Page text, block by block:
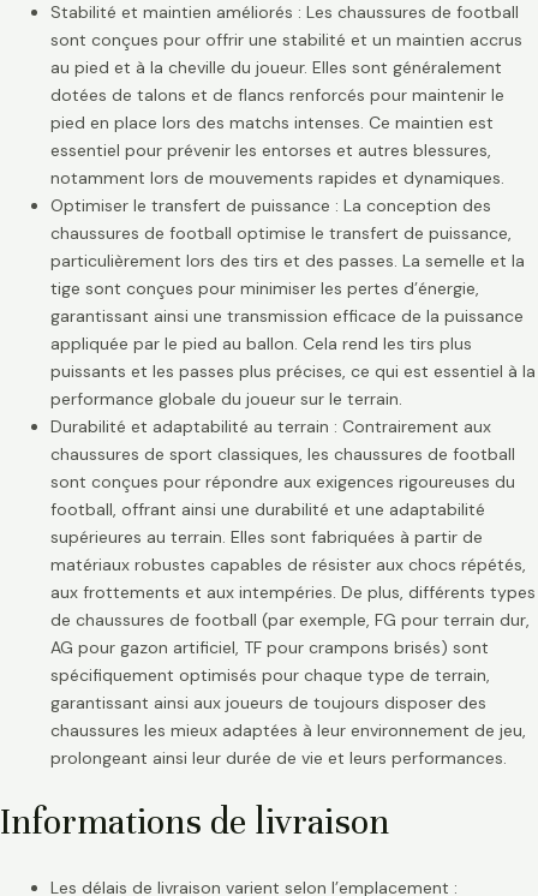
Stabilité et maintien améliorés : Les chaussures de football
sont conçues pour offrir une stabilité et un maintien accrus
au pied et à la cheville du joueur. Elles sont généralement
dotées de talons et de flancs renforcés pour maintenir le
pied en place lors des matchs intenses. Ce maintien est
essentiel pour prévenir les entorses et autres blessures,
notamment lors de mouvements rapides et dynamiques.
Optimiser le transfert de puissance : La conception des
chaussures de football optimise le transfert de puissance,
particulièrement lors des tirs et des passes. La semelle et la
tige sont conçues pour minimiser les pertes d’énergie,
garantissant ainsi une transmission efficace de la puissance
appliquée par le pied au ballon. Cela rend les tirs plus
puissants et les passes plus précises, ce qui est essentiel à la
performance globale du joueur sur le terrain.
Durabilité et adaptabilité au terrain : Contrairement aux
chaussures de sport classiques, les chaussures de football
sont conçues pour répondre aux exigences rigoureuses du
football, offrant ainsi une durabilité et une adaptabilité
supérieures au terrain. Elles sont fabriquées à partir de
matériaux robustes capables de résister aux chocs répétés,
aux frottements et aux intempéries. De plus, différents types
de chaussures de football (par exemple, FG pour terrain dur,
AG pour gazon artificiel, TF pour crampons brisés) sont
spécifiquement optimisés pour chaque type de terrain,
garantissant ainsi aux joueurs de toujours disposer des
chaussures les mieux adaptées à leur environnement de jeu,
prolongeant ainsi leur durée de vie et leurs performances.
Informations de livraison
Les délais de livraison varient selon l’emplacement :